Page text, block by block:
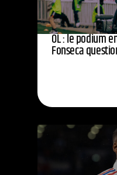
OL : le podium
Fonseca